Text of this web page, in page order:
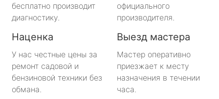
бесплатно производит
диагностику.
официального
производителя.
Наценка
У нас честные цены за
ремонт садовой и
бензиновой техники без
обмана.
Выезд мастера
Мастер оперативно
приезжает к месту
назначения в течении
часа.